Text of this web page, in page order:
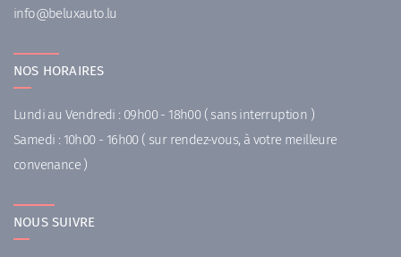
ul.otuax
uleb@of
ni
NOS HORAIRES
Lundi au Vendredi : 09h00 - 18h00 ( sans interruption )
Samedi : 10h00 - 16h00 ( sur rendez-vous, à votre meilleure
convenance )
NOUS SUIVRE